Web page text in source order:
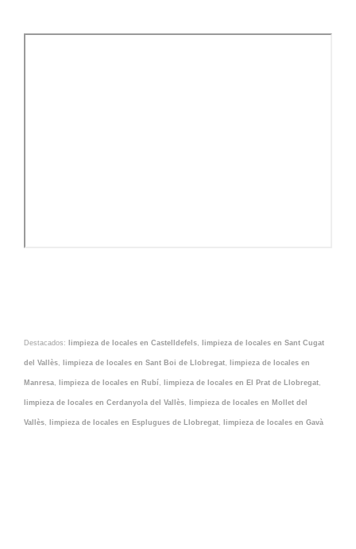
Destacados: limpieza de locales en Castelldefels, limpieza de locales en Sant Cugat
del Vallès, limpieza de locales en Sant Boi de Llobregat, limpieza de locales en
Manresa, limpieza de locales en Rubí , limpieza de locales en El Prat de Llobregat,
limpieza de locales en Cerdanyola del Vallès, limpieza de locales en Mollet del
Vallès, limpieza de locales en Esplugues de Llobregat, limpieza de locales en Gavà